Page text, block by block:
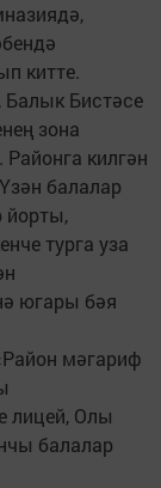
китте.
Балык Бистәсе
зона
килгән
балалар
йорты,
турга уза
югары бәя
мәгариф
лицей, Олы
балалар